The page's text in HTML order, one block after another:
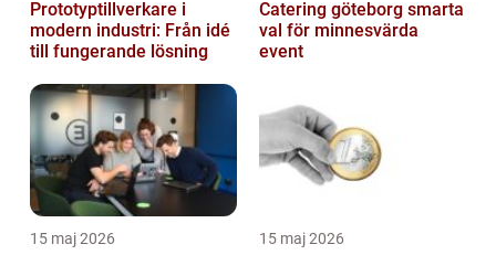
Prototyptillverkare i
modern industri: Från idé
till fungerande lösning
Catering göteborg smarta
val för minnesvärda
event
15 maj 2026 15 maj 2026